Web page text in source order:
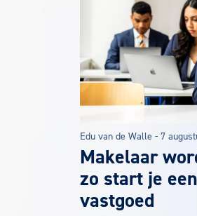
Edu van de Walle - 7
Makelaar
zo start je
vastgoed